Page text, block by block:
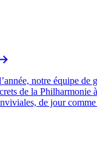
notre équipe de
de la Philharmonie
de jour